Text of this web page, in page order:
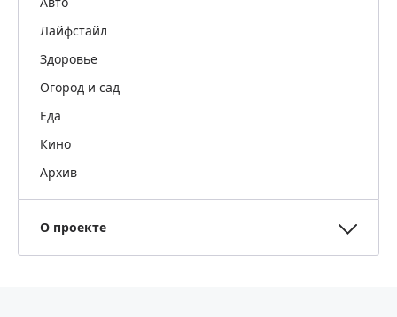
Лайфстайл
Здоровье
Огород и сад
Еда
Кино
Архив
О проекте